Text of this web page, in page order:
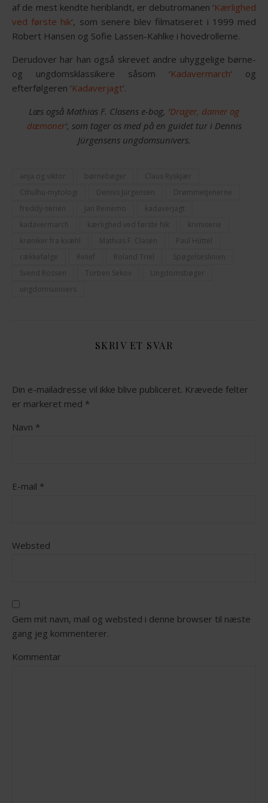
af de mest kendte heriblandt, er debutromanen ‘Kærlighed
ved første hik‘, som senere blev filmatiseret i 1999 med
Robert Hansen og Sofie Lassen-Kahlke i hovedrollerne.
Derudover har han også skrevet andre uhyggelige børne-
og ungdomsklassikere såsom ‘Kadavermarch‘ og
efterfølgeren ‘Kadaverjagt‘.
Læs også Mathias F. Clasens e-bog, ‘Drager, damer og
dæmoner‘, som tager os med på en guidet tur i Dennis
Jürgensens ungdomsunivers.
anja og viktor børnebøger
Claus Ryskjær
Cthulhu-mytologi
Dennis Jürgensen
Drømmetjenerne
freddy-serien
Jan Reinemo
kadaverjagt
kadavermarch
kærlighed ved første hik
krimiserie
krøniker fra kvæhl
Mathias F. Clasen
Paul Hüttel
rækkefølge
Relief Roland Triel
Spøgelseslinien
Svend Rossen
Torben Sekov
Ungdomsbøger
ungdomsunivers
SKRIV ET SVAR
Din e-mailadresse vil ikke blive publiceret. Krævede felter
er markeret med *
Navn *
E-mail *
Websted
Gem mit navn, mail og websted i denne browser til næste
gang jeg kommenterer.
Kommentar